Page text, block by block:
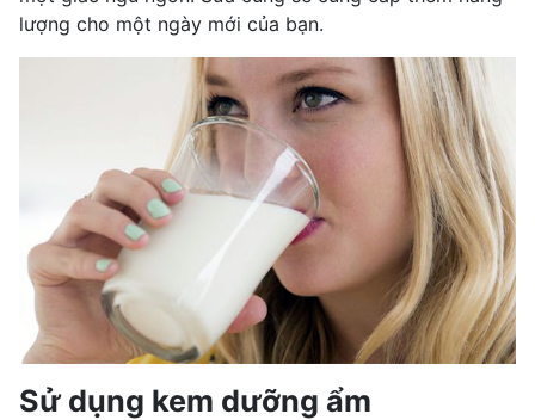
lượng cho một ngày mới của bạn.
Sử dụng kem dưỡng ẩm